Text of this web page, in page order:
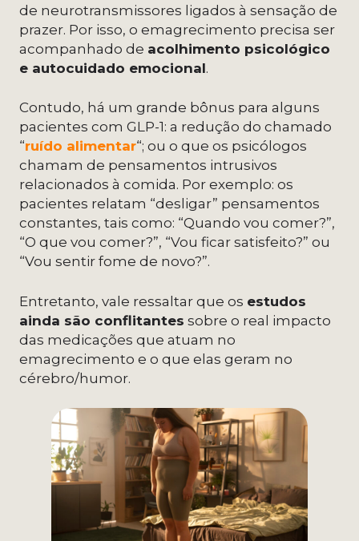
de neurotransmissores ligados à sensação de
prazer. Por isso, o emagrecimento precisa ser
acompanhado de acolhimento psicológico
e autocuidado emocional.
Contudo, há um grande bônus para alguns
pacientes com GLP-1: a redução do chamado
“ruído alimentar“; ou o que os psicólogos
chamam de pensamentos intrusivos
relacionados à comida. Por exemplo: os
pacientes relatam “desligar” pensamentos
constantes, tais como: “Quando vou comer?”,
“O que vou comer?”, “Vou ficar satisfeito?” ou
“Vou sentir fome de novo?”.
Entretanto, vale ressaltar que os estudos
ainda são conflitantes sobre o real impacto
das medicações que atuam no
emagrecimento e o que elas geram no
cérebro/humor.